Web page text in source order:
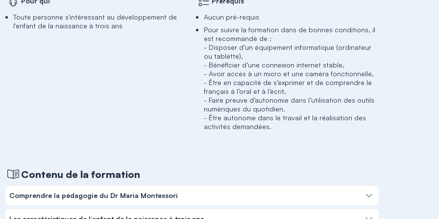
Toute personne s'intéressant au développement de
l'enfant de la naissance à trois ans
Aucun pré-requis
Pour suivre la formation dans de bonnes conditions, il
est recommandé de :
- Disposer d’un équipement informatique (ordinateur
ou tablette),
- Bénéficier d’une connexion internet stable,
- Avoir accès à un micro et une caméra fonctionnelle,
- Être en capacité de s’exprimer et de comprendre le
français à l’oral et à l’écrit,
- Faire preuve d’autonomie dans l’utilisation des outils
numériques du quotidien.
- Être autonome dans le travail et la réalisation des
activités demandées.
Contenu de la formation
Comprendre la pédagogie du Dr Maria Montessori